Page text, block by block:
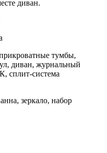
диван.
тумбы,
диван, журнальный
сплит-система
зеркало, набор